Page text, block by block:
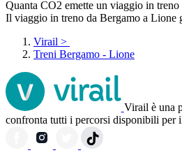
Quanta CO2 emette un viaggio in
Il viaggio in treno da Bergamo a Lione
Virail >
Treni Bergamo - Lione
Virail è una
confronta tutti i percorsi disponibili per